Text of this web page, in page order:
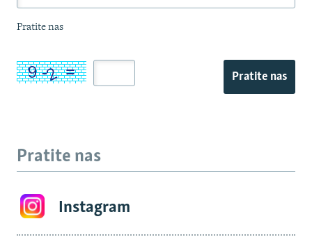
Pratite nas
Pratite nas
Pratite nas
Instagram